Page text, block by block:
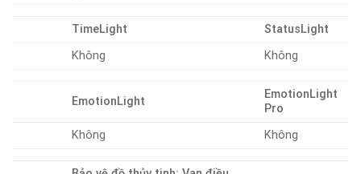
TimeLight
StatusLight
Không
Không
EmotionLight
EmotionLight
Pro
Không
Không